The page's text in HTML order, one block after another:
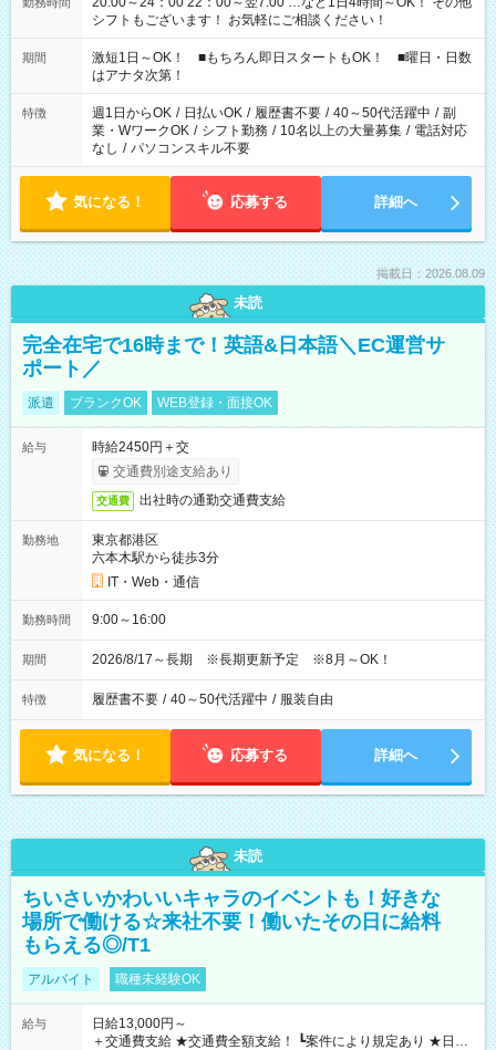
シフトもございます！ お気軽にご相談ください！
期間
激短1日～OK！ ■もちろん即日スタートもOK！ ■曜日・日数
はアナタ次第！
特徴 週1日からOK / 日払いOK / 履歴書不要 / 40～50代活躍中 / 副
業・WワークOK / シフト勤務 / 10名以上の大量募集 / 電話対応
なし / パソコンスキル不要
気になる！ 応募する 詳細へ
掲載日：2026.08.09
未読
完全在宅で16時まで！英語&日本語＼EC運営サ
ポート／
派遣 ブランクOK WEB登録・面接OK
給与
時給2450円＋交
交通費別途支給あり
交通費 出社時の通勤交通費支給
勤務地
東京都港区
六本木駅から徒歩3分
IT・Web・通信
勤務時間 9:00～16:00
期間 2026/8/17～長期 ※長期更新予定 ※8月～OK！
特徴 履歴書不要 / 40～50代活躍中 / 服装自由
気になる！ 応募する 詳細へ
未読
ちいさいかわいいキャラのイベントも！好きな
場所で働ける☆来社不要！働いたその日に給料
もらえる◎/T1
アルバイト 職種未経験OK
給与
日給13,000円～
＋交通費支給 ★交通費全額支給！ ┗案件により規定あり ★日払